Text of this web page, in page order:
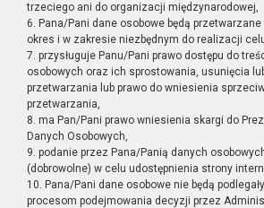
trzeciego ani do organizacji międzynarodowej,
6. Pana/Pani dane osobowe będą
okres i w zakresie niezbędnym do realizacji
7. przysługuje Panu/Pani prawo dostępu do
osobowych oraz ich sprostowania, usunięcia
przetwarzania lub prawo do wniesienia
przetwarzania,
8. ma Pan/Pani prawo wniesienia skargi do
Danych Osobowych,
9. podanie przez Pana/Panią danych
(dobrowolne) w celu udostępnienia strony
10. Pana/Pani dane osobowe nie będą
procesom podejmowania decyzji przez